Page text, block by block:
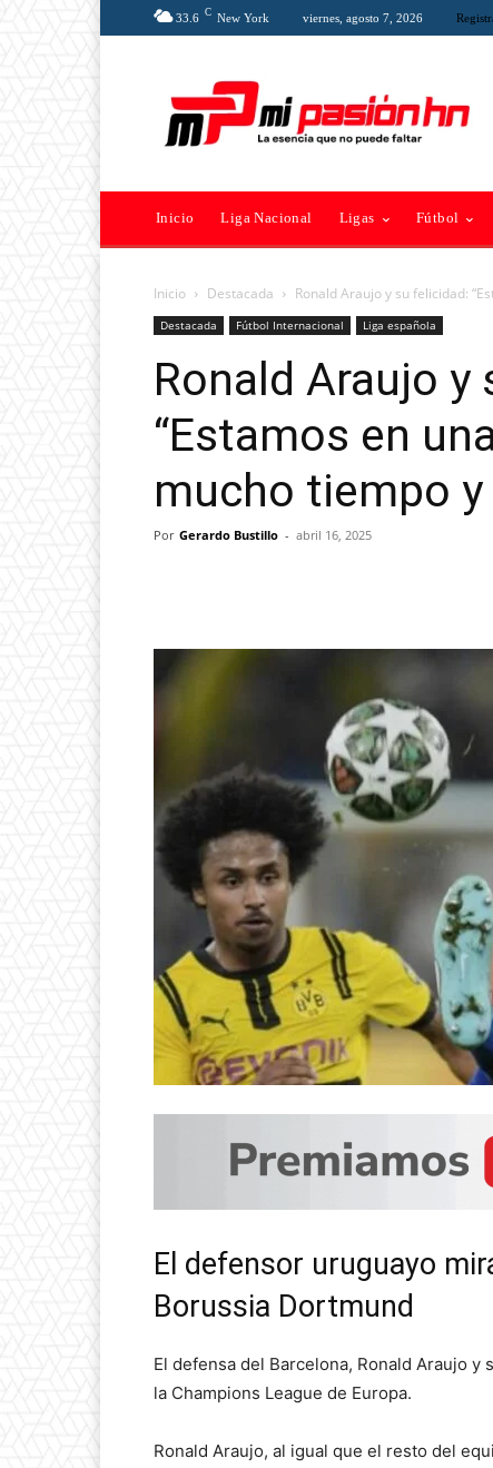
33.6 C New York viernes, agosto 7, 2026
Inicio Liga Nacional Ligas Fútbol
Inicio Destacada Ronald Araujo y su felicidad:
Destacada Fútbol Internacional Liga española
Ronald Araujo y
“Estamos en
mucho tiempo y
Por Gerardo Bustillo - abril 16, 2025
El defensor uruguayo
Borussia Dortmund
El defensa del Barcelona, Ronald Araujo
la Champions League de Europa.
Ronald Araujo, al igual que el resto del